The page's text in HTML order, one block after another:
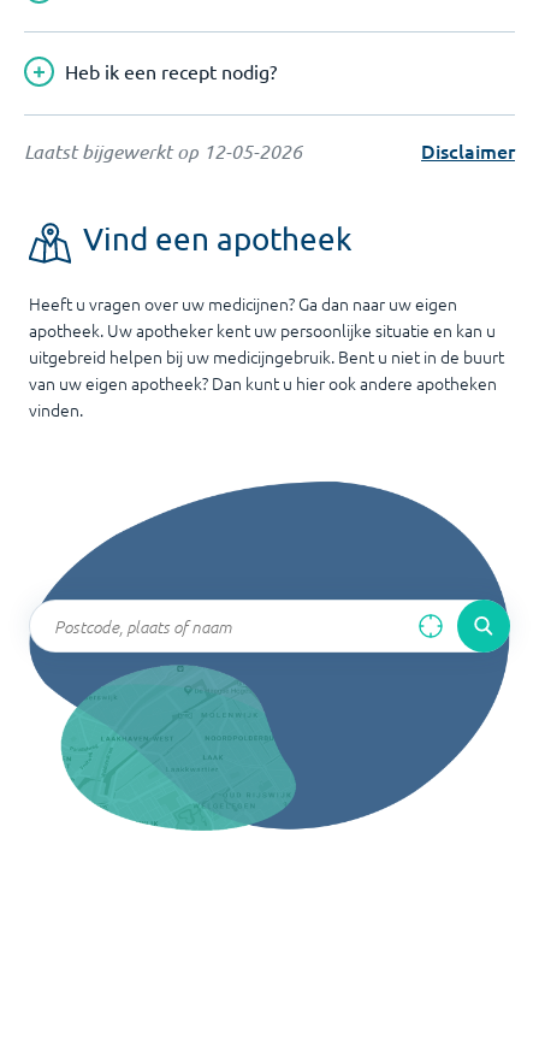
Heb ik een recept nodig?
Laatst bijgewerkt op 12-05-2026 Disclaimer
Vind een apotheek
Heeft u vragen over uw medicijnen? Ga dan naar uw eigen
apotheek. Uw apotheker kent uw persoonlijke situatie en kan u
uitgebreid helpen bij uw medicijngebruik. Bent u niet in de buurt
van uw eigen apotheek? Dan kunt u hier ook andere apotheken
vinden.